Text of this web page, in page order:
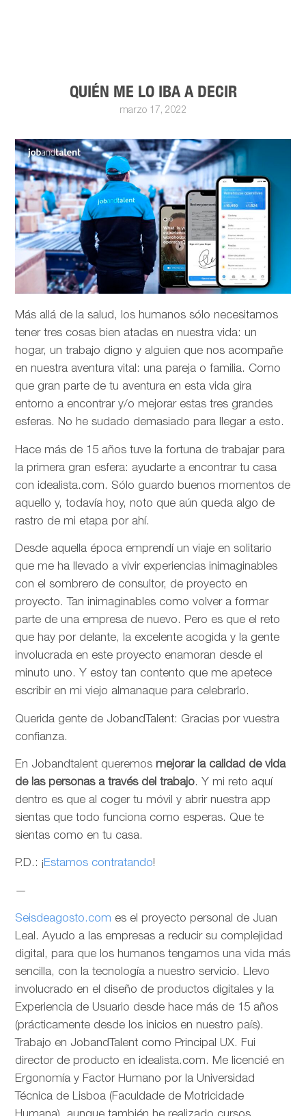
QUIÉN ME LO IBA A DECIR
marzo 17, 2022
Más allá de la salud, los humanos sólo necesitamos
tener tres cosas bien atadas en nuestra vida: un
hogar, un trabajo digno y alguien que nos acompañe
en nuestra aventura vital: una pareja o familia. Como
que gran parte de tu aventura en esta vida gira
entorno a encontrar y/o mejorar estas tres grandes
esferas. No he sudado demasiado para llegar a esto.
Hace más de 15 años tuve la fortuna de trabajar para
la primera gran esfera: ayudarte a encontrar tu casa
con idealista.com. Sólo guardo buenos momentos de
aquello y, todavía hoy, noto que aún queda algo de
rastro de mi etapa por ahí.
Desde aquella época emprendí un viaje en solitario
que me ha llevado a vivir experiencias inimaginables
con el sombrero de consultor, de proyecto en
proyecto. Tan inimaginables como volver a formar
parte de una empresa de nuevo. Pero es que el reto
que hay por delante, la excelente acogida y la gente
involucrada en este proyecto enamoran desde el
minuto uno. Y estoy tan contento que me apetece
escribir en mi viejo almanaque para celebrarlo.
Querida gente de JobandTalent: Gracias por vuestra
confianza.
En Jobandtalent queremos mejorar la calidad de vida
de las personas a través del trabajo. Y mi reto aquí
dentro es que al coger tu móvil y abrir nuestra app
sientas que todo funciona como esperas. Que te
sientas como en tu casa.
P.D.: ¡Estamos contratando!
—
Seisdeagosto.com es el proyecto personal de Juan
Leal. Ayudo a las empresas a reducir su complejidad
digital, para que los humanos tengamos una vida más
sencilla, con la tecnología a nuestro servicio. Llevo
involucrado en el diseño de productos digitales y la
Experiencia de Usuario desde hace más de 15 años
(prácticamente desde los inicios en nuestro país).
Trabajo en JobandTalent como Principal UX. Fui
director de producto en idealista.com. Me licencié en
Ergonomía y Factor Humano por la Universidad
Técnica de Lisboa (Faculdade de Motricidade